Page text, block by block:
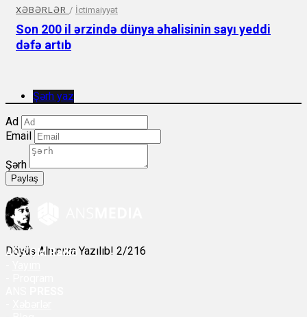
XƏBƏRLƏR / İctimaiyyət
Son 200 il ərzində dünya əhalisinin sayı yeddi
dəfə artıb
Şərh yaz
Ad
Email
Şərh
Paylaş
Döyüş Alnınıza Yazılıb! 2/216
ANSÇM Radio